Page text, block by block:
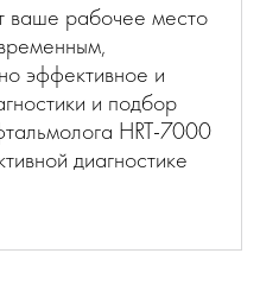
ваше рабочее место
эффективное и
и подбор
HRT-7000
диагностике